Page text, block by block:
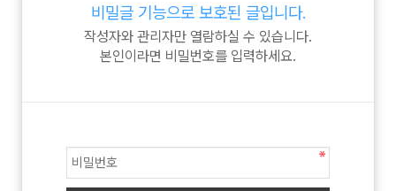
비밀글 기능으로 보호된 글입니다.
작성자와 관리자만 열람하실 수 있습니다.
본인이라면 비밀번호를 입력하세요.